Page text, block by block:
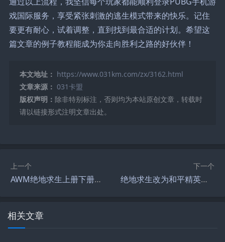
戏国际服务，享受紧张刺激的逃生模式带来的快乐。记住
要更有耐心，试着调整，直到找到最合适的计划。希望这
篇文章的例子教程能成为你走向胜利之路的好伙伴！
本文地址： https://www.031km.com/zx/3162.html
文章来源： 031卡盟
版权声明： 除非特别标注，否则均为本站原创文章，转载时
请以链接形式注明文章出处。
上一个
AWM绝地求生上册下册攻略：高手进阶技巧-AWM绝地求生上册下册如何快速提升枪法
下一个
绝地求生改为和平精英：游戏变革全解析-绝地求生更名为和平精英的背后原因
相关文章